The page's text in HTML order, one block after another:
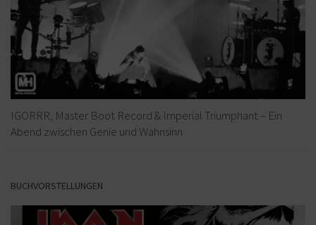
IGORRR, Master Boot Record & Imperial Triumphant – Ein
Abend zwischen Genie und Wahnsinn
BUCHVORSTELLUNGEN